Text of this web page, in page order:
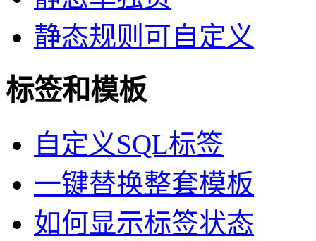
静态规则可自定义
标签和模板
自定义SQL标签
一键替换整套模板
如何显示标签状态